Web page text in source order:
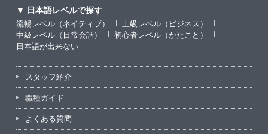
▼ 日本語レベルで探す
流暢レベル（ネイティブ）
上級レベル（ビジネス）
中級レベル（日常会話）
初心者レベル（かたこと）
日本語が出来ない
スタッフ紹介
職種ガイド
よくある質問